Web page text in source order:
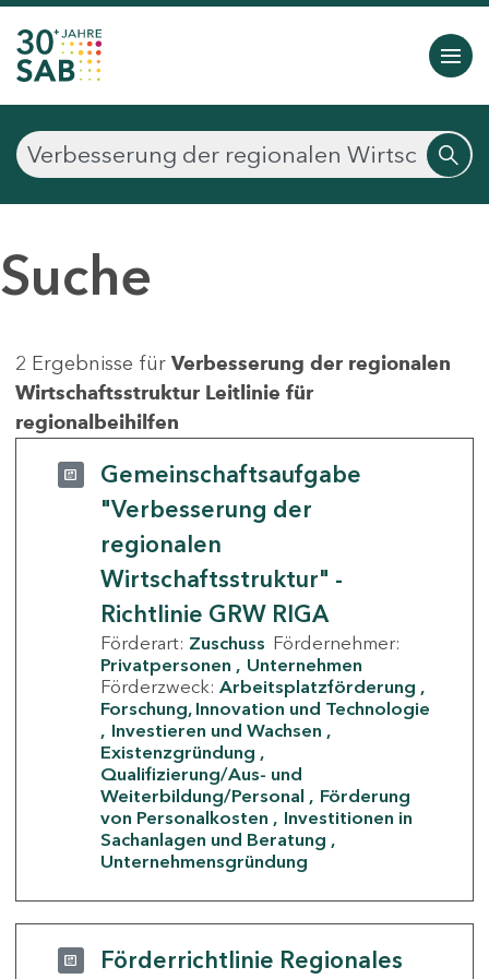
Suche
2 Ergebnisse für Verbesserung der regionalen
Wirtschaftsstruktur Leitlinie für
regionalbeihilfen
Gemeinschaftsaufgabe
"Verbesserung der
regionalen
Wirtschaftsstruktur" -
Richtlinie GRW RIGA
Förderart: Zuschuss Fördernehmer:
Privatpersonen
Unternehmen
Förderzweck: Arbeitsplatzförderung
Forschung, Innovation und Technologie
Investieren und Wachsen
Existenzgründung
Qualifizierung/Aus- und
Weiterbildung/Personal
Förderung
von Personalkosten
Investitionen in
Sachanlagen und Beratung
Unternehmensgründung
Förderrichtlinie Regionales